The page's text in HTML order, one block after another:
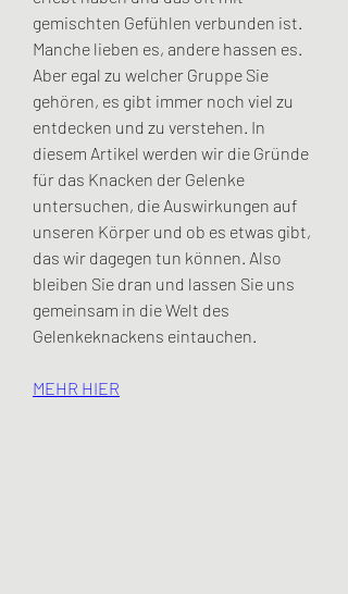
gemischten Gefühlen verbunden ist.
Manche lieben es, andere hassen es.
Aber egal zu welcher Gruppe Sie
gehören, es gibt immer noch viel zu
entdecken und zu verstehen. In
diesem Artikel werden wir die Gründe
für das Knacken der Gelenke
untersuchen, die Auswirkungen auf
unseren Körper und ob es etwas gibt,
das wir dagegen tun können. Also
bleiben Sie dran und lassen Sie uns
gemeinsam in die Welt des
Gelenkeknackens eintauchen.
MEHR HIER